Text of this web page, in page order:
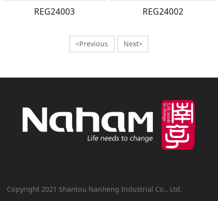
REG24003 REG24002
<Previous Next>
Copyright 2021 Shantou Nanheng Industrial Co., Ltd.